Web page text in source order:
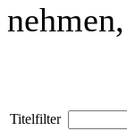
Titelfilter